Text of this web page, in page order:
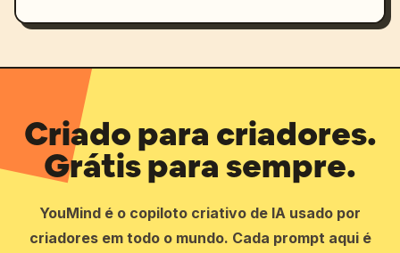
Criado para criadores.
Grátis para sempre.
YouMind é o copiloto criativo de IA usado por
criadores em todo o mundo. Cada prompt aqui é